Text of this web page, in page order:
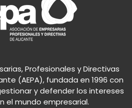
Profesionales y Directivas
(AEPA), fundada en 1996 con
y defender los intereses
el mundo empresarial.